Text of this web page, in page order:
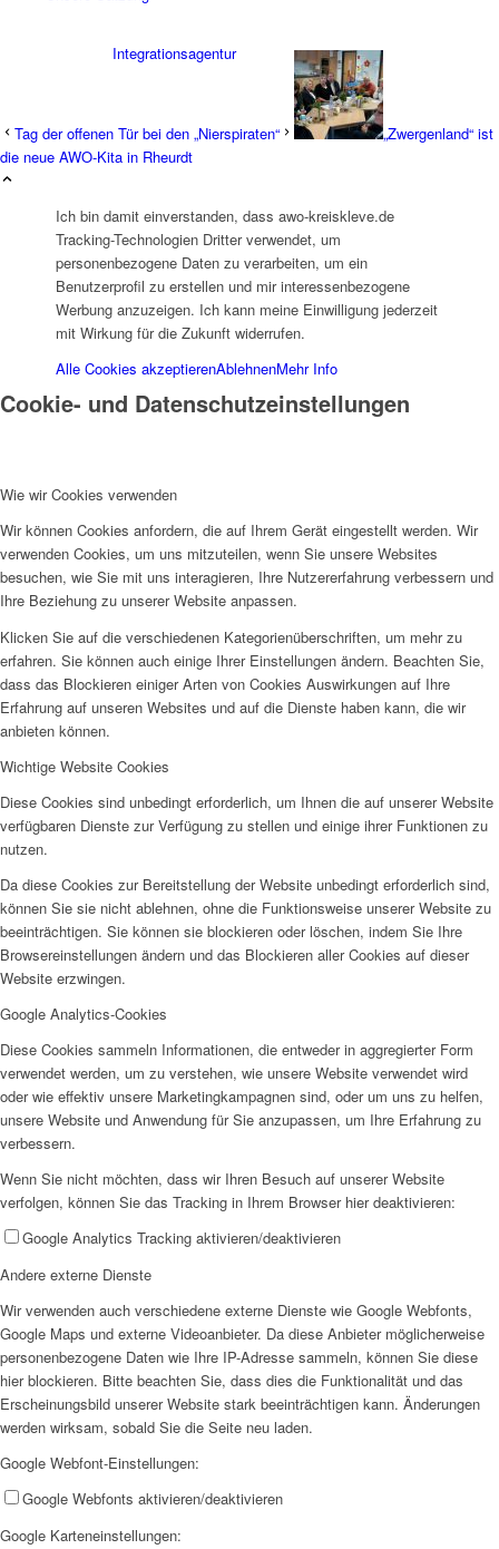
Integrationsagentur
Integrationsbeauftragter
Familienbildungswerk (FBW)
Frauenhaus
Kinder und Jugend
Ambulante Hilfen zur Erziehung
SPFH
UFH
Erziehungsbeistand
Tag der offenen Tür bei den „Nierspiraten“
„Zwergenland“ ist
die neue AWO-Kita in Rheurdt
Ich bin damit einverstanden, dass awo-kreiskleve.de
Tracking-Technologien Dritter verwendet, um
personenbezogene Daten zu verarbeiten, um ein
Benutzerprofil zu erstellen und mir interessenbezogene
Werbung anzuzeigen. Ich kann meine Einwilligung jederzeit
mit Wirkung für die Zukunft widerrufen.
Alle Cookies akzeptierenAblehnenMehr Info
Cookie- und Datenschutzeinstellungen
Wie wir Cookies verwenden
Wir können Cookies anfordern, die auf Ihrem Gerät eingestellt werden. Wir
verwenden Cookies, um uns mitzuteilen, wenn Sie unsere Websites
besuchen, wie Sie mit uns interagieren, Ihre Nutzererfahrung verbessern und
Ihre Beziehung zu unserer Website anpassen.
Klicken Sie auf die verschiedenen Kategorienüberschriften, um mehr zu
erfahren. Sie können auch einige Ihrer Einstellungen ändern. Beachten Sie,
dass das Blockieren einiger Arten von Cookies Auswirkungen auf Ihre
Erfahrung auf unseren Websites und auf die Dienste haben kann, die wir
anbieten können.
Wichtige Website Cookies
Diese Cookies sind unbedingt erforderlich, um Ihnen die auf unserer Website
verfügbaren Dienste zur Verfügung zu stellen und einige ihrer Funktionen zu
nutzen.
Da diese Cookies zur Bereitstellung der Website unbedingt erforderlich sind,
können Sie sie nicht ablehnen, ohne die Funktionsweise unserer Website zu
beeinträchtigen. Sie können sie blockieren oder löschen, indem Sie Ihre
Browsereinstellungen ändern und das Blockieren aller Cookies auf dieser
Website erzwingen.
Google Analytics-Cookies
Diese Cookies sammeln Informationen, die entweder in aggregierter Form
verwendet werden, um zu verstehen, wie unsere Website verwendet wird
oder wie effektiv unsere Marketingkampagnen sind, oder um uns zu helfen,
unsere Website und Anwendung für Sie anzupassen, um Ihre Erfahrung zu
verbessern.
Wenn Sie nicht möchten, dass wir Ihren Besuch auf unserer Website
verfolgen, können Sie das Tracking in Ihrem Browser hier deaktivieren:
Google Analytics Tracking aktivieren/deaktivieren
Andere externe Dienste
Wir verwenden auch verschiedene externe Dienste wie Google Webfonts,
Google Maps und externe Videoanbieter. Da diese Anbieter möglicherweise
personenbezogene Daten wie Ihre IP-Adresse sammeln, können Sie diese
hier blockieren. Bitte beachten Sie, dass dies die Funktionalität und das
Erscheinungsbild unserer Website stark beeinträchtigen kann. Änderungen
werden wirksam, sobald Sie die Seite neu laden.
Google Webfont-Einstellungen:
Google Webfonts aktivieren/deaktivieren
Google Karteneinstellungen: